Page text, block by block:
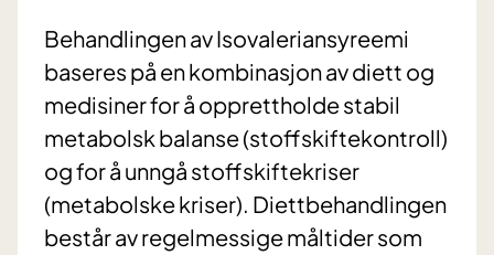
Behandlingen av Isovaleriansyreemi
baseres på en kombinasjon av diett og
medisiner for å opprettholde stabil
metabolsk balanse (stoffskiftekontroll)
og for å unngå stoffskiftekriser
(metabolske kriser). Diettbehandlingen
består av regelmessige måltider som